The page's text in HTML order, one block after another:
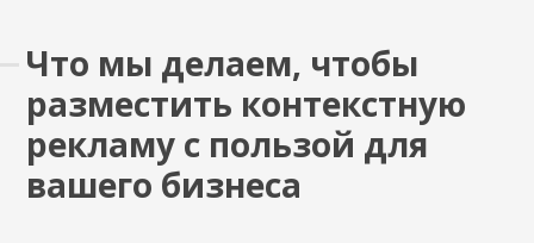
Что мы делаем, чтобы
разместить контекстную
рекламу с пользой для
вашего бизнеса